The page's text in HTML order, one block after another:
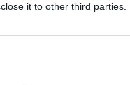
it to other third parties.